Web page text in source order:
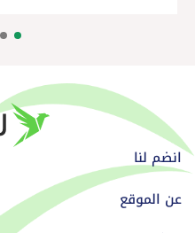
انضم لنا
عن الموقع